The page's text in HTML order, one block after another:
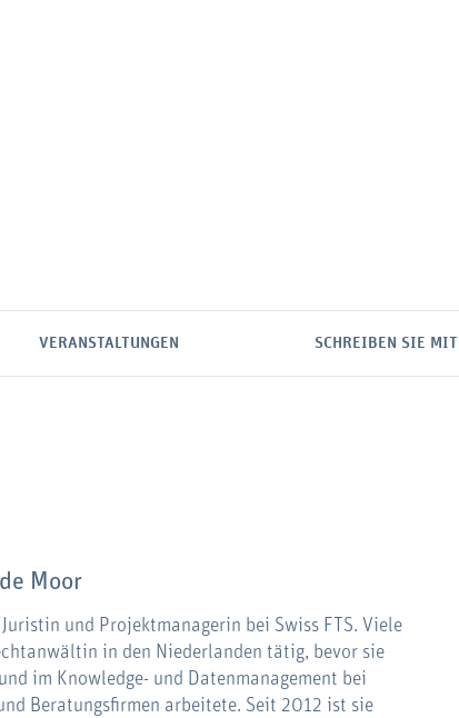
VERANSTALTUNGEN SCHREIBEN SIE MIT
Moor
und Projektmanagerin bei Swiss FTS. Viele
in den Niederlanden tätig, bevor sie
im Knowledge- und Datenmanagement bei
Beratungsfirmen arbeitete. Seit 2012 ist sie